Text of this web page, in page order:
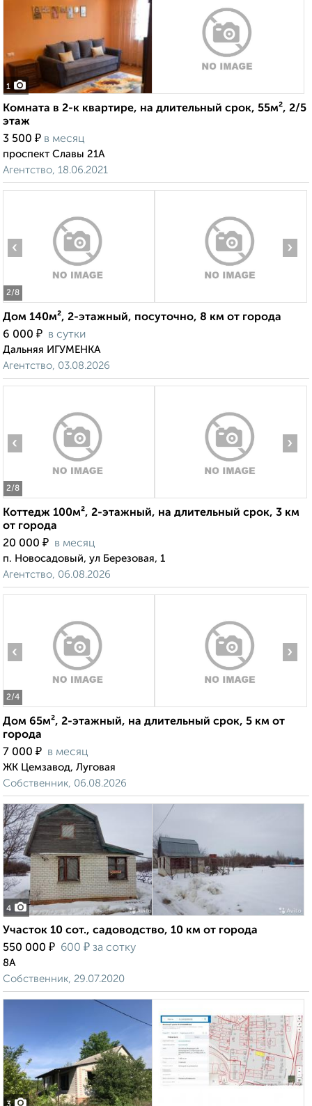
1
Комната в 2-к квартире, на длительный срок, 55м², 2/5
этаж
3 500 ₽ в месяц
проспект Славы 21А
Агентство, 18.06.2021
2/8
‹ ›
Дом 140м², 2-этажный, посуточно, 8 км от города
6 000 ₽ в сутки
Дальняя ИГУМЕНКА
Агентство, 03.08.2026
2/8
‹ ›
Коттедж 100м², 2-этажный, на длительный срок, 3 км
от города
20 000 ₽ в месяц
п. Новосадовый, ул Березовая, 1
Агентство, 06.08.2026
2/4
‹ ›
Дом 65м², 2-этажный, на длительный срок, 5 км от
города
7 000 ₽ в месяц
ЖК Цемзавод, Луговая
Собственник, 06.08.2026
4
Участок 10 сот., садоводство, 10 км от города
550 000 ₽ 600 ₽ за сотку
8А
Собственник, 29.07.2020